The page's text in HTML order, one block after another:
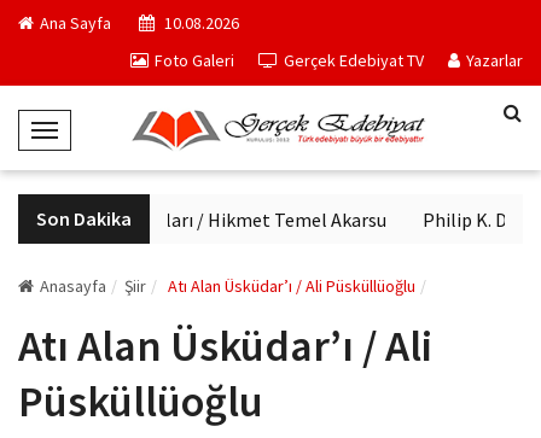
Ana Sayfa
10.08.2026
Foto Galeri
Gerçek Edebiyat TV Yazarlar
T
o
g
g
e
a
i
Son Dakika
Haftanın kitapları / Hikmet Temel Akarsu Philip K.
Anasayfa Şiir Atı Alan Üsküdar’ı / Ali Püsküllüoğlu
Atı Alan Üsküdar’ı / Ali
Püsküllüoğlu